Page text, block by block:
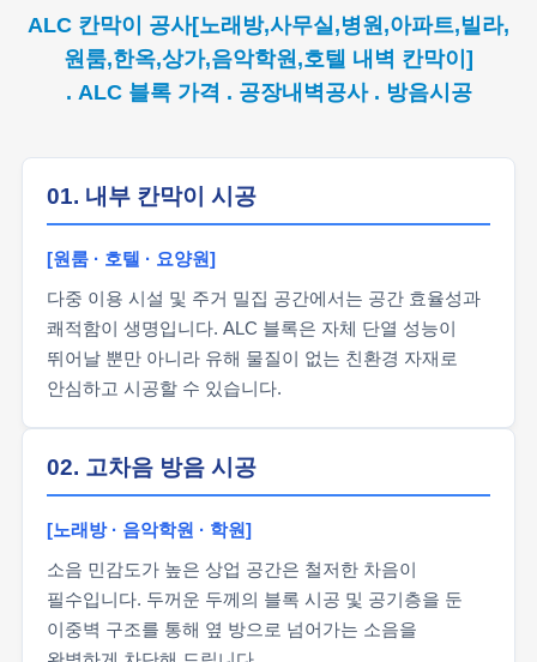
ALC 칸막이 공사[노래방,사무실,병원,아파트,빌라,
원룸,한옥,상가,음악학원,호텔 내벽 칸막이]
. ALC 블록 가격 . 공장내벽공사 . 방음시공
01. 내부 칸막이 시공
[원룸 · 호텔 · 요양원]
다중 이용 시설 및 주거 밀집 공간에서는 공간 효율성과
쾌적함이 생명입니다. ALC 블록은 자체 단열 성능이
뛰어날 뿐만 아니라 유해 물질이 없는 친환경 자재로
안심하고 시공할 수 있습니다.
02. 고차음 방음 시공
[노래방 · 음악학원 · 학원]
소음 민감도가 높은 상업 공간은 철저한 차음이
필수입니다. 두꺼운 두께의 블록 시공 및 공기층을 둔
이중벽 구조를 통해 옆 방으로 넘어가는 소음을